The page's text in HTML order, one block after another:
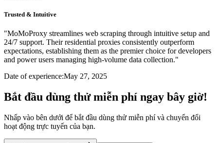
Trusted & Intuitive
"MoMoProxy streamlines web scraping through intuitive setup and
24/7 support. Their residential proxies consistently outperform
expectations, establishing them as the premier choice for developers
and power users managing high-volume data collection."
Date of experience:May 27, 2025
Bắt đầu dùng thử miễn phí ngay bây giờ!
Nhấp vào bên dưới để bắt đầu dùng thử miễn phí và chuyển đổi
hoạt động trực tuyến của bạn.